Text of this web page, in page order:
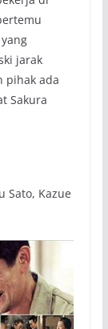
jarak
pihak ada
Sakura
Sato, Kazue